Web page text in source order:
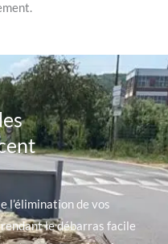
l’élimination de vos
le débarras facile